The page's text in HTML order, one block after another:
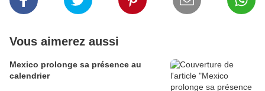
Vous aimerez aussi
Mexico prolonge sa présence au
calendrier